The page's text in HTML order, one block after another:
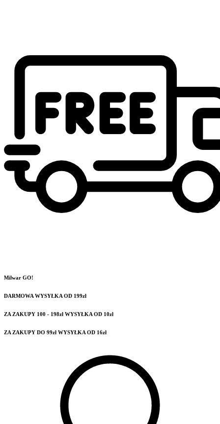
Milwar GO!
DARMOWA WYSYŁKA OD 199zł
ZA ZAKUPY 100 - 198zł WYSYŁKA OD 10zł
ZA ZAKUPY DO 99zł WYSYŁKA OD 16zł